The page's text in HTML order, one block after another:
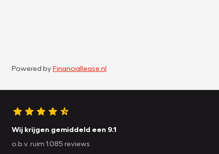
Powered byFinanciallease.nl
Wij krijgen gemiddeld een 9.1
o.b.v. ruim 1.085 reviews